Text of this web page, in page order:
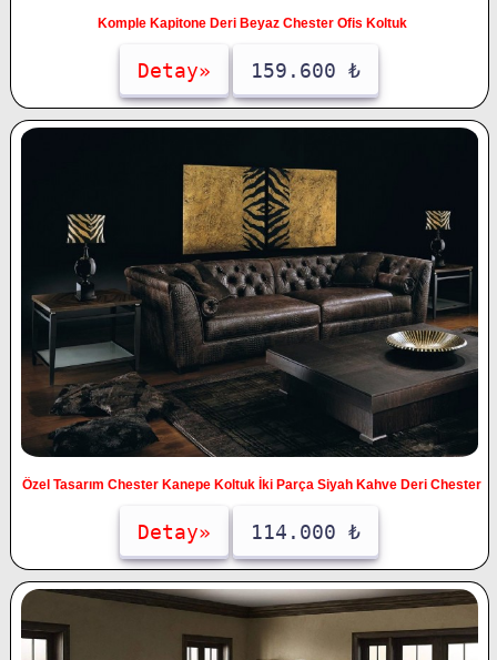
Komple Kapitone Deri Beyaz Chester Ofis Koltuk
Detay» 159.600 ₺
Özel Tasarım Chester Kanepe Koltuk İki Parça Siyah Kahve Deri Chester
Detay» 114.000 ₺